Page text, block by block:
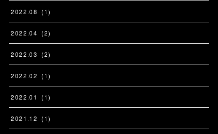
2022.08 (1)
2022.04 (2)
2022.03 (2)
2022.02 (1)
2022.01 (1)
2021 .12 (1)